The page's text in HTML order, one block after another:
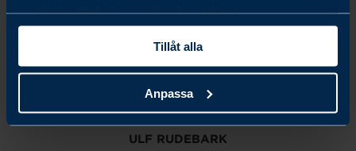
samlat in när du har använt deras tjänster.
Tillåt alla
Anpassa
ULF RUDEBARK
materialet.
Share
on
linkedin
Share
on
facebook
on
Twitter